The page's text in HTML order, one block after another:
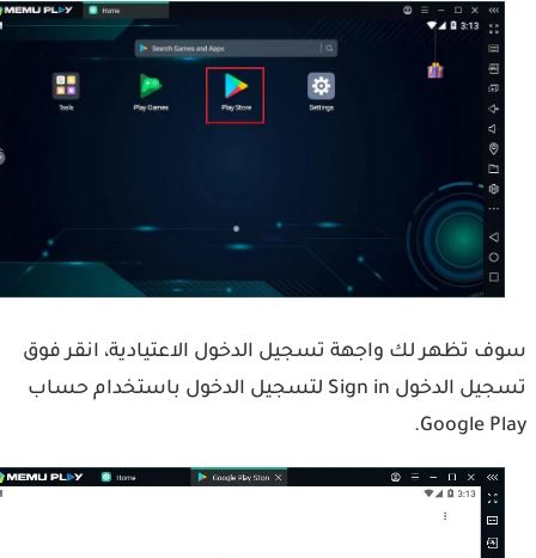
تظهر لك واجهة تسجيل الدخول الاعتيادية، انقر فوق
تسجيل الدخول Sign in لتسجيل الدخول باستخدام حساب
Google